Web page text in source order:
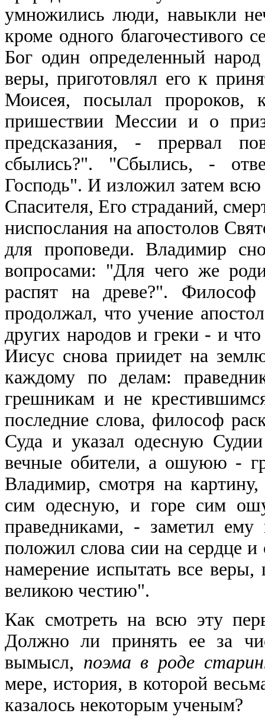
умножились люди, навыкли
кроме одного благочестивого
Бог один определенный
веры, приготовлял его к
Моисея, посылал пророков,
пришествии Мессии и о
предсказания, - прервал
сбылись?". "Сбылись, -
Господь". И изложил затем
Спасителя, Его страданий,
ниспослания на апостолов
для проповеди. Владимир
вопросами: "Для чего же
распят на древе?".
продолжал, что учение
других народов и греки - и
Иисус снова приидет на
каждому по делам:
грешникам и не
последние слова, философ
Суда и указал одесную
вечные обители, а ошуюю -
Владимир, смотря на
сим одесную, и горе сим
праведниками, - заметил
положил слова сии на сердце
намерение испытать все
великою честию".
Как смотреть на всю эту
Должно ли принять ее за
вымысл, поэма в роде
мере, история, в которой
казалось некоторым ученым?